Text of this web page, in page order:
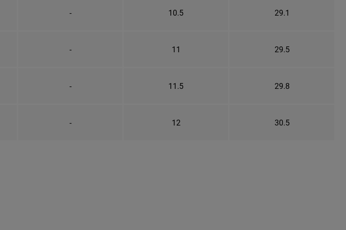
- 10.5 29.1
- 11 29.5
- 11.5 29.8
- 12 30.5